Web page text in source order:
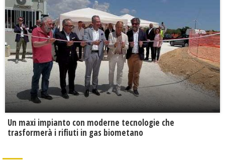
Un maxi impianto con moderne tecnologie che
trasformerà i rifiuti in gas biometano